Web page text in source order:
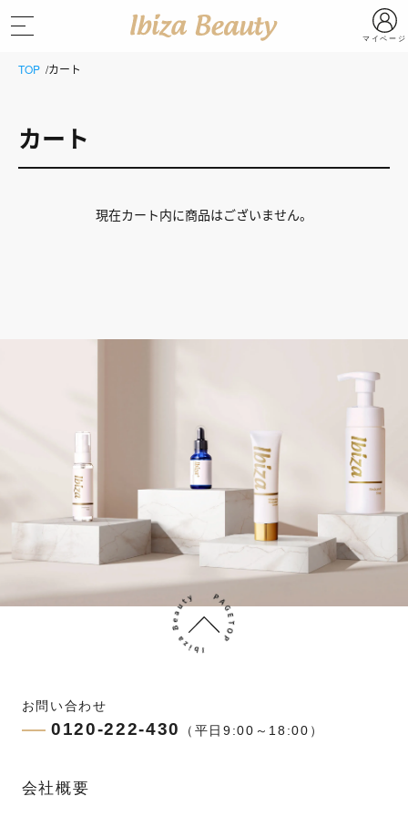
マイページ
TOP カート
カート
現在カート内に商品はございません。
お問い合わせ
0120-222-430 （平日9:00～18:00）
会社概要